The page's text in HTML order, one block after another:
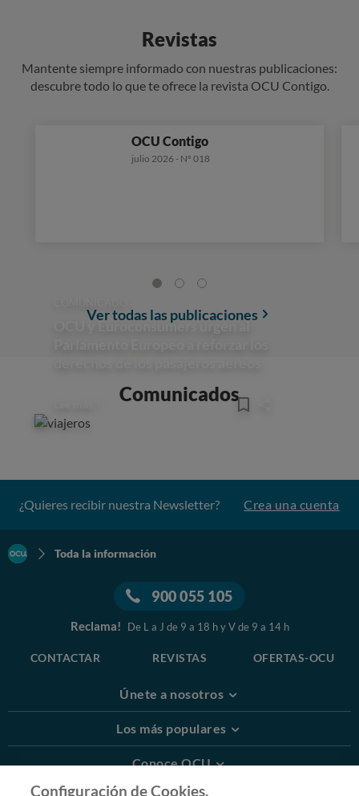
Revistas
Mantente siempre informado con nuestras publicaciones:
descubre todo lo que te ofrece la revista OCU Contigo.
OCU Contigo
julio 2026 - Nº 018
Ver todas las publicaciones
Comunicados
OCU y Euroconsumers urgen al
¿Quieres recibir nuestra Newsletter? Crea una cuenta
Toda la información
900 055 105
Reclama! De L a J de 9 a 18 h y V de 9 a 14 h
CONTACTAR REVISTAS OFERTAS-OCU
Únete a nosotros
Los más populares
Conoce OCU
Configuración de Cookies.